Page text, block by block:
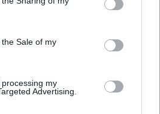
Sale of my
my
Advertising.
Volodymyras
oro gynybos
galėjo išgelbėti